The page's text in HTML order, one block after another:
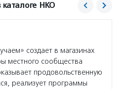
НКО
создает в магазинах
местного сообщества
продовольственную
реализует программы